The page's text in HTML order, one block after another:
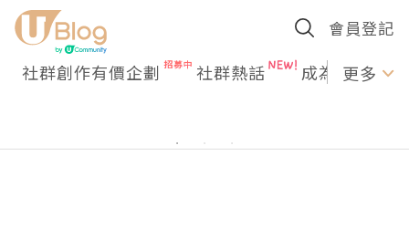
會員登記
社群創作有價企劃 社群熱話 成為U更多